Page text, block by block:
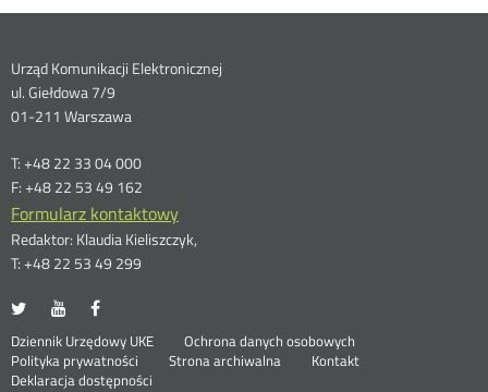
Dane
kontaktowe
Urząd Komunikacji Elektronicznej
ul. Giełdowa 7/9
01-211 Warszawa
T: +48 22 33 04 000
F: +48 22 53 49 162
Formularz kontaktowy
Redaktor: Klaudia Kieliszczyk,
T: +48 22 53 49 299
UKE
portalu
Twitter
Otwórz
nowym
oknie
UKE
portalu
Youtube
Otwórz
nowym
oknie
portalu
Facebook
nowym
oknie
Stopka
Dziennik Urzędowy UKE Otwórz
Ochrona danych osobowych
Polityka prywatności
Otwórz
w
Strona archiwalna
Kontakt
Deklaracja dostępności